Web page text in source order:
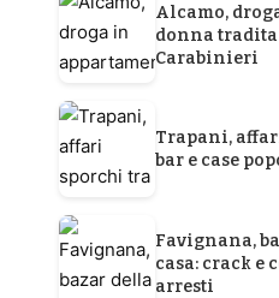
Alcamo,
donna
Carabinieri
Trapani,
bar e case
Favignana,
casa: crack e
arresti